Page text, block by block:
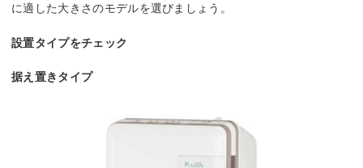
に適した大きさのモデルを選びましょう。
設置タイプをチェック
据え置きタイプ